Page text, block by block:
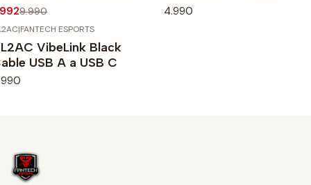
9.990 4.990
|FANTECH ESPORTS
VibeLink Black
USB A a USB C